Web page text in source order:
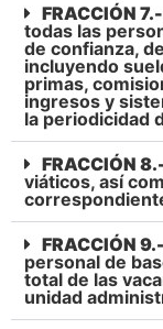
FRACCIÓN 7.-
todas las
de confianza,
incluyendo
primas,
ingresos y
la periodicidad
FRACCIÓN
viáticos, así
FRACCIÓN 9.-
personal de
total de las
unidad